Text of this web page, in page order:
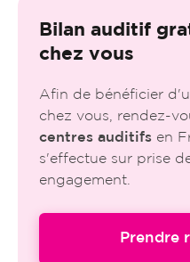
Bilan auditif
chez vous
Afin de bénéficier
chez vous, rendez-
centres auditifs en
s'effectue sur prise
engagement.
Prendre